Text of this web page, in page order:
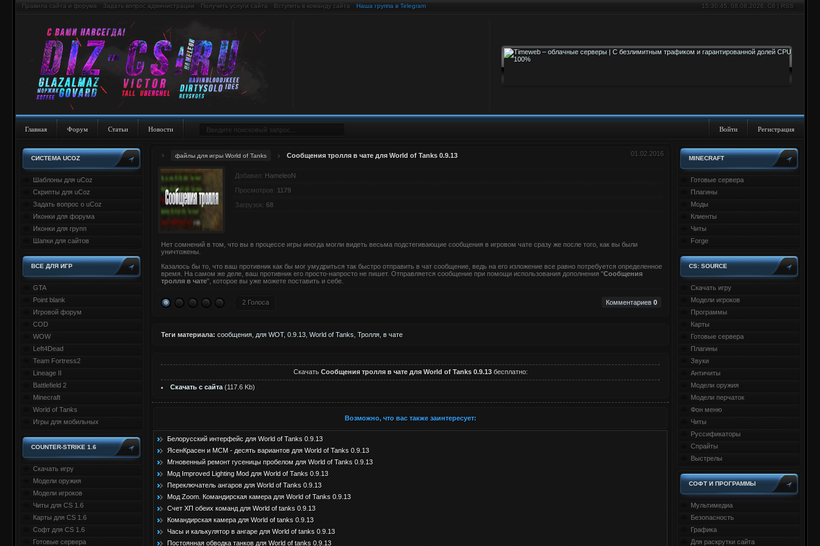
15:30:46 , 08.08.2026, Сб | RSS
Правила сайта и форума Задать вопрос администрации Получить услуги сайта Вступить в команду сайта Наша группа в Telegram
Войти Регистрация
Главная Форум Статьи Новости
MINECRAFT
Готовые сервера
Плагины
Моды
Клиенты
Читы
Forge
CS: SOURCE
Скачать игру
Модели игроков
Программы
Карты
Готовые сервера
Плагины
Звуки
Античиты
Модели оружия
Модели перчаток
Фон меню
Читы
Руссификаторы
Спрайты
Выстрелы
СОФТ И ПРОГРАММЫ
Мультимедиа
Безопасность
Графика
Для раскрутки сайта
СИСТЕМА UCOZ
Шаблоны для uCoz
Скрипты для uCoz
Задать вопрос о uCoz
Иконки для форума
Иконки для групп
Шапки для сайтов
ВСЕ ДЛЯ ИГР
GTA
Point blank
Игровой форум
COD
WOW
Left4Dead
Team Fortress2
Lineage II
Battlefield 2
Minecraft
World of Tanks
Игры для мобильных
COUNTER-STRIKE 1.6
Скачать игру
Модели оружия
Модели игроков
Читы для CS 1.6
Карты для CS 1.6
Софт для CS 1.6
Готовые сервера
01.02.2016
файлы для игры World of Tanks Сообщения тролля в чате для World of Tanks 0.9.13
Добавил: HameleoN
Просмотров: 1179
Загрузок: 68
Нет сомнений в том, что вы в процессе игры иногда могли видеть весьма подстегивающие сообщения в игровом чате сразу же после того, как вы были
уничтожены.
Казалось бы то, что ваш противник как бы мог умудриться так быстро отправить в чат сообщение, ведь на его изложение все равно потребуется определенное
время. На самом же деле, ваш противник его просто-напросто не пишет. Отправляется сообщение при помощи использования дополнения "Сообщения
тролля в чате", которое вы уже можете поставить и себе.
Комментариев 0
2 Голоса
Теги материала: сообщения для WOT, 0.9.13 World of Tanks Тролля в чате
Скачать Сообщения тролля в чате для World of Tanks 0.9.13бесплатно:
Скачать с сайта (117.6 Kb)
Возможно, что вас также заинтересует:
Белорусский интерфейс для World of Tanks 0.9.13
ЯсенКрасен и МСМ - десять вариантов для World of Tanks 0.9.13
Мгновенный ремонт гусеницы пробелом для World of Tanks 0.9.13
Мод Improved Lighting Mod для World of Tanks 0.9.13
Переключатель ангаров для World of Tanks 0.9.13
Мод Zoom. Командирская камера для World of Tanks 0.9.13
Счет ХП обеих команд для World of tanks 0.9.13
Командирская камера для World of tanks 0.9.13
Часы и калькулятор в ангаре для World of tanks 0.9.13
Постоянная обводка танков для World of tanks 0.9.13